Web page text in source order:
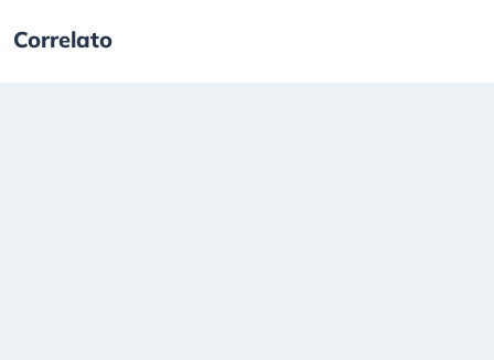
Correlato